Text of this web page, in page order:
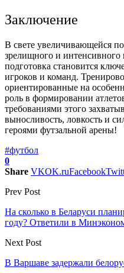
Заключение
В свете увеличивающейся
зрелищного и интенсивного
подготовка становится
игроков и команд.
ориентированные на
роль в формировании
требованиями этого
выносливость, ловкость и
героями футзальной арены!
#футбол
0
Share VKOK.ruFacebook
Prev Post
На сколько в Беларуси
году? Ответили в
Next Post
В Варшаве задержали